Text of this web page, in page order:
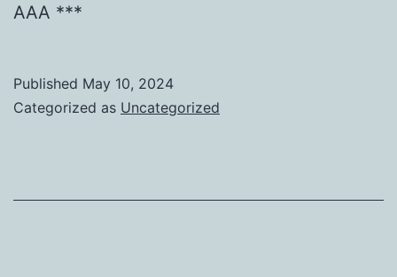
AAA ***
Published May 10, 2024
Categorized as Uncategorized